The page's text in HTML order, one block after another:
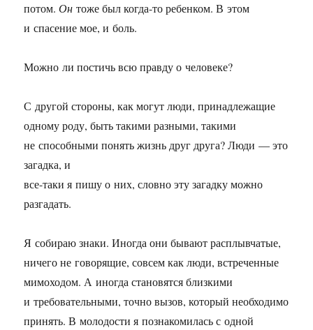
потом.Он тоже был когда-то ребенком. В этом
и спасение мое, и боль.
Можно ли постичь всю правду о человеке?
С другой стороны, как могут люди, принадлежащие
одному роду, быть такими разными, такими
не способными понять жизнь друг друга? Люди — это
загадка, и
все-таки я пишу о них, словно эту загадку можно
разгадать.
Я собираю знаки. Иногда они бывают расплывчатые,
ничего не говорящие, совсем как люди, встреченные
мимоходом. А иногда становятся близкими
и требовательными, точно вызов, который необходимо
принять. В молодости я познакомилась с одной